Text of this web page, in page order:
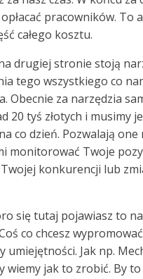
pracowników. To
całego kosztu.
drugiej stronie stoją
tego wszystkiego co
Obecnie za narzędzia
20 tyś złotych i musimy je
co dzień. Pozwalają one
monitorować Twoje
Twojej konkurencji lub
się tutaj pojawiasz to
co chcesz
umiejętności. Jak np.
wiemy jak to zrobić. By